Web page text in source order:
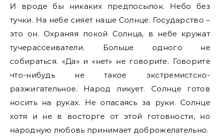
И вроде бы никаких предпосылок. Небо без
тучки. На небе сияет наше Солнце. Государство –
это он. Охраняя покой Солнца, в небе кружат
тучерассеиватели. Больше одного не
собираться. «Да» и «нет» не говорите. Говорите
что-нибудь не такое экстремистско-
разжигательное. Народ ликует. Солнце готов
носить на руках. Не опасаясь за руки. Солнце
хотя и не в восторге от этой готовности, но
народную любовь принимает доброжелательно.